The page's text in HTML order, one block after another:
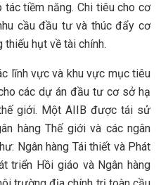
tiềm năng. Chi tiêu cho cơ
cầu đầu tư và thúc đẩy cơ
thiếu hụt về tài chính.
lĩnh vực và khu vực mục tiêu
các dự án đầu tư cơ sở hạ
giới. Một AIIB được tái sử
hàng Thế giới và các ngân
Ngân hàng Tái thiết và Phát
triển Hồi giáo và Ngân hàng